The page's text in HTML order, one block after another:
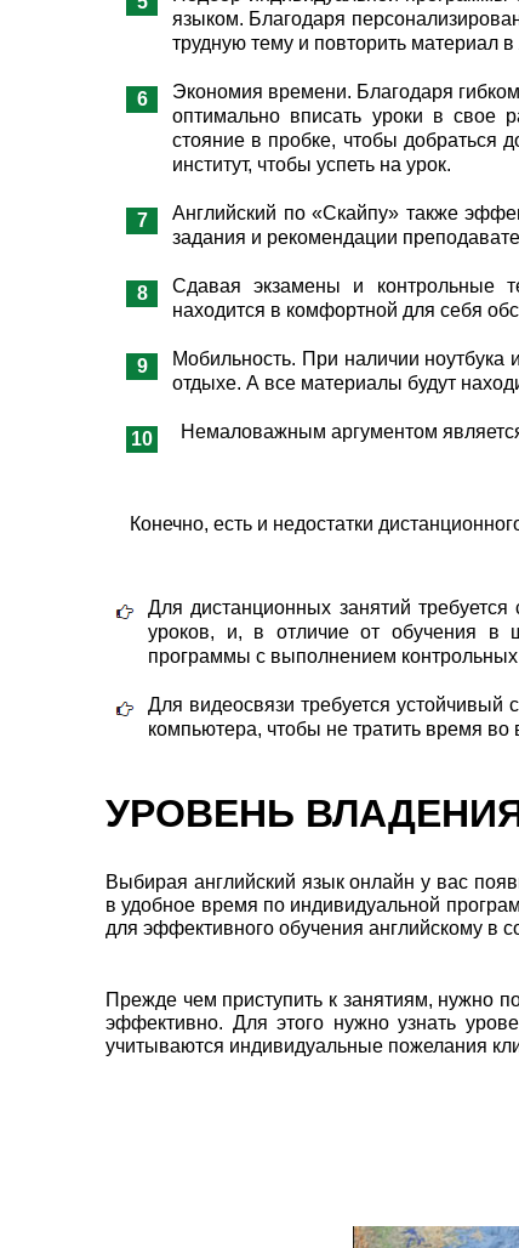
языком. Благодаря
трудную тему и повторить материал
Экономия времени. Благодаря
оптимально вписать уроки в свое
стояние в пробке, чтобы добраться
институт, чтобы успеть на урок.
Английский по «Скайпу» также
задания и рекомендации
Сдавая экзамены и контрольные
находится в комфортной для себя
Мобильность. При наличии
отдыхе. А все материалы будут
Немаловажным аргументом
Конечно, есть и недостатки
Для дистанционных занятий
уроков, и, в отличие от обучения в
программы с выполнением контрольных
Для видеосвязи требуется устойчивый
компьютера, чтобы не тратить время
УРОВЕНЬ
Выбирая английский язык онлайн у вас
в удобное время по индивидуальной
для эффективного обучения английскому в
Прежде чем приступить к занятиям, нужно
эффективно. Для этого нужно узнать
учитываются индивидуальные пожелания